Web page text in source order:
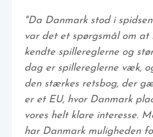
"Da Danmark stod i
var det et spørgsmål om at
kendte spillereglerne og
dag er spillereglerne væk,
den stærkes retsbog, der
er et EU, hvor Danmark
vores helt klare interesse.
har Danmark muligheden